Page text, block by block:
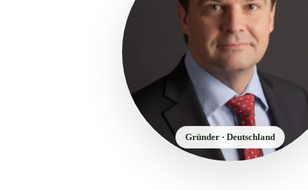
Gründer · Deutschland